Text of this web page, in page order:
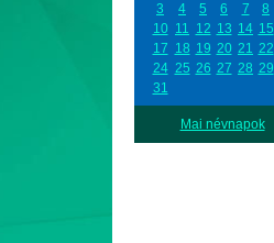
3
4 5 6 7 8
10 11 12 13 14 15
17 18 19 20 21 22
24 25 26 27 28 29
31
Mai névnapok